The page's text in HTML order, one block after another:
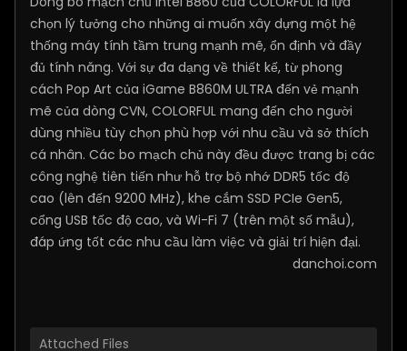
chọn lý tưởng cho những ai muốn xây dựng một hệ
thống máy tính tầm trung mạnh mẽ, ổn định và đầy
đủ tính năng. Với sự đa dạng về thiết kế, từ phong
cách Pop Art của iGame B860M ULTRA đến vẻ mạnh
mẽ của dòng CVN, COLORFUL mang đến cho người
dùng nhiều tùy chọn phù hợp với nhu cầu và sở thích
cá nhân. Các bo mạch chủ này đều được trang bị các
công nghệ tiên tiến như hỗ trợ bộ nhớ DDR5 tốc độ
cao (lên đến 9200 MHz), khe cắm SSD PCIe Gen5,
cổng USB tốc độ cao, và Wi-Fi 7 (trên một số mẫu),
đáp ứng tốt các nhu cầu làm việc và giải trí hiện đại.
danchoi.com
Attached Files